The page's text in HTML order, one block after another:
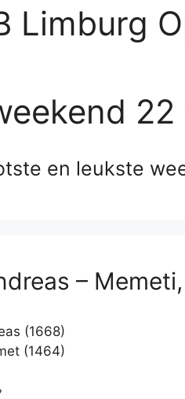
Limburg
en leukste
–
(1668)
(1464)